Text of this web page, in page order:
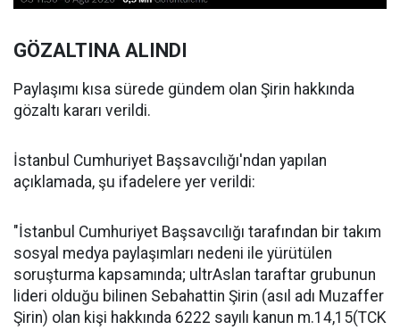
GÖZALTINA ALINDI
Paylaşımı kısa sürede gündem olan Şirin hakkında
gözaltı kararı verildi.
İstanbul Cumhuriyet Başsavcılığı'ndan yapılan
açıklamada, şu ifadelere yer verildi:
"İstanbul Cumhuriyet Başsavcılığı tarafından bir takım
sosyal medya paylaşımları nedeni ile yürütülen
soruşturma kapsamında; ultrAslan taraftar grubunun
lideri olduğu bilinen Sebahattin Şirin (asıl adı Muzaffer
Şirin) olan kişi hakkında 6222 sayılı kanun m.14,15(TCK